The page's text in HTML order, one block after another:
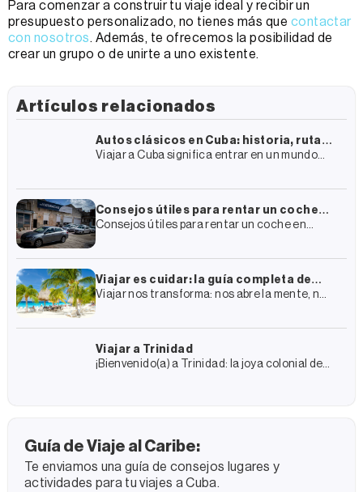
Para comenzar a construir tu viaje ideal y recibir un
presupuesto personalizado, no tienes más que contactar
con nosotros. Además, te ofrecemos la posibilidad de
crear un grupo o de unirte a uno existente.
Artículos relacionados
Autos clásicos en Cuba: historia, rutas
y cómo vivir la experiencia
Viajar a Cuba significa entrar en un mundo
Consejos útiles para rentar un coche
en Cuba
Consejos útiles para rentar un coche en
Cuba En tu plan de viaje a Cuba de seguro has
Viajar es cuidar: la guía completa de
Enjoy Travel Group para un turismo más
Viajar nos transforma: nos abre la mente, nos
conecta con otras culturas y nos regala
Viajar a Trinidad
¡Bienvenido(a) a Trinidad: la joya colonial de
Guía de Viaje al Caribe:
Te enviamos una guía de consejos lugares y
actividades para tu viajes a Cuba.